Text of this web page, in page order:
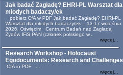
Jak badać Zagładę? EHRI-PL Warsztat dla
młodych badaczy/ek
pobierz CfA w PDF Jak badać Zagładę? EHRI-PL
Warsztat dla młodych badaczy/ek – 13-17 września
2026, Oświęcim Centrum Badań nad Zagładą
Żydów IFiS PAN (członek polskiego w...
więcej...
Research Workshop - Holocaust
Egodocuments: Research and Challenges
CfA in PDF ...
więcej...